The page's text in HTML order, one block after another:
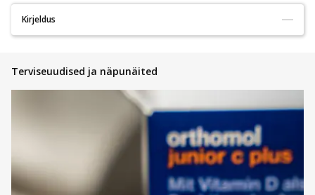
Kirjeldus
Rebitav rullteip 2,5 cm x 250 cm.
Fikseeriv rullteip tagab nahasõbraliku haardumise sidemetele,
haavapatjadele, kompressidele ja meditsiiniseadmetele.
Terviseuudised ja näpunäited